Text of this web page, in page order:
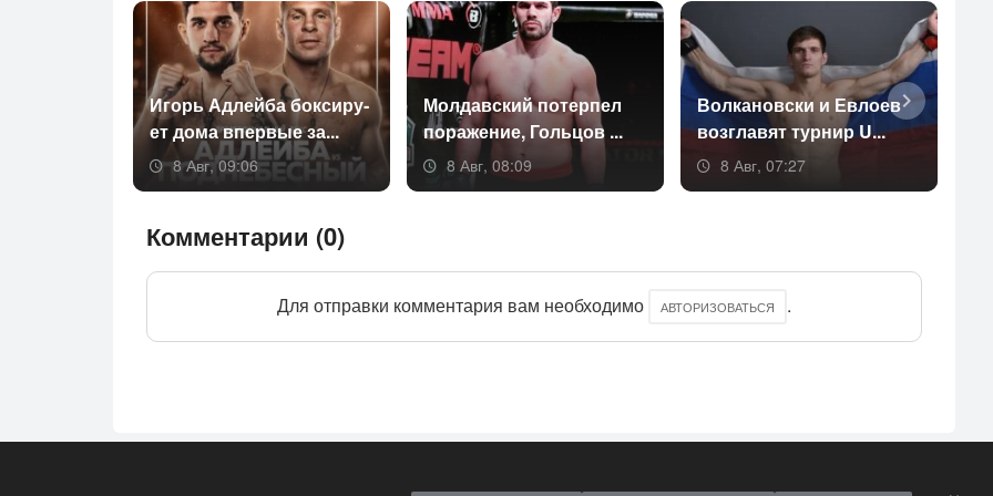
Игорь Ад­лей­ба бок­си­ру­
ет до­ма впер­вые за...
8 Авг, 09:06
Мол­давс­кий по­тер­пел
по­раже­ние, Голь­цов ...
8 Авг, 08:09
Вол­ка­новс­ки и Ев­ло­ев
возг­ла­вят тур­нир U...
8 Авг, 07:27
Комментарии (0)
Для отправки комментария вам необходимо АВТОРИЗОВАТЬСЯ .